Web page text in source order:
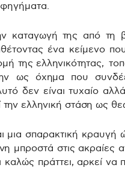
καταγωγή της από τη
ένα κείμενο
της ελληνικότητας,
ως όχημα που
δεν είναι τυχαίο
ελληνική στάση ως
σπαρακτική κραυγή
μπροστά στις ακραίες
πράττει, αρκεί να